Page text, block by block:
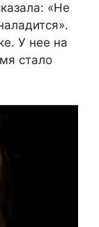
«Не
У нее на
стало